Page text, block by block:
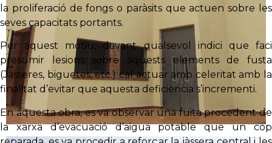
la proliferació de fongs o paràsits que actuen sobre les
seves capacitats portants.
Per aquest motiu, davant qualsevol indici que faci
presumir lesions sobre aquests elements de fusta
(Jàsseres, biguetes, etc.) cal actuar amb celeritat amb la
finalitat d’evitar que aquesta deficiència s’incrementi.
En aquesta obra, es va observar una fuita procedent de
la xarxa d’evacuació d’aigua potable que un cop